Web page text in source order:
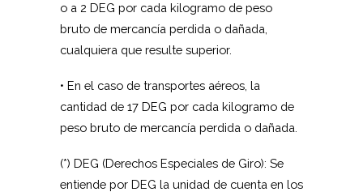
o a 2 DEG por cada kilogramo de peso
bruto de mercancía perdida o dañada,
cualquiera que resulte superior.
• En el caso de transportes aéreos, la
cantidad de 17 DEG por cada kilogramo de
peso bruto de mercancía perdida o dañada.
(*) DEG (Derechos Especiales de Giro): Se
entiende por DEG la unidad de cuenta en los